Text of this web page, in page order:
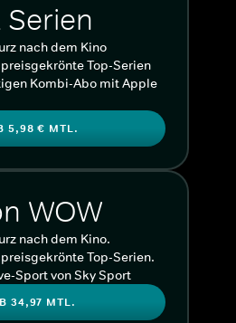
Serien
nach dem Kino
Top-Serien
Kombi-Abo mit Apple
5,98 € MTL.
WOW
nach dem Kino.
Top-Serien.
Sport von Sky Sport
34,97 MTL.